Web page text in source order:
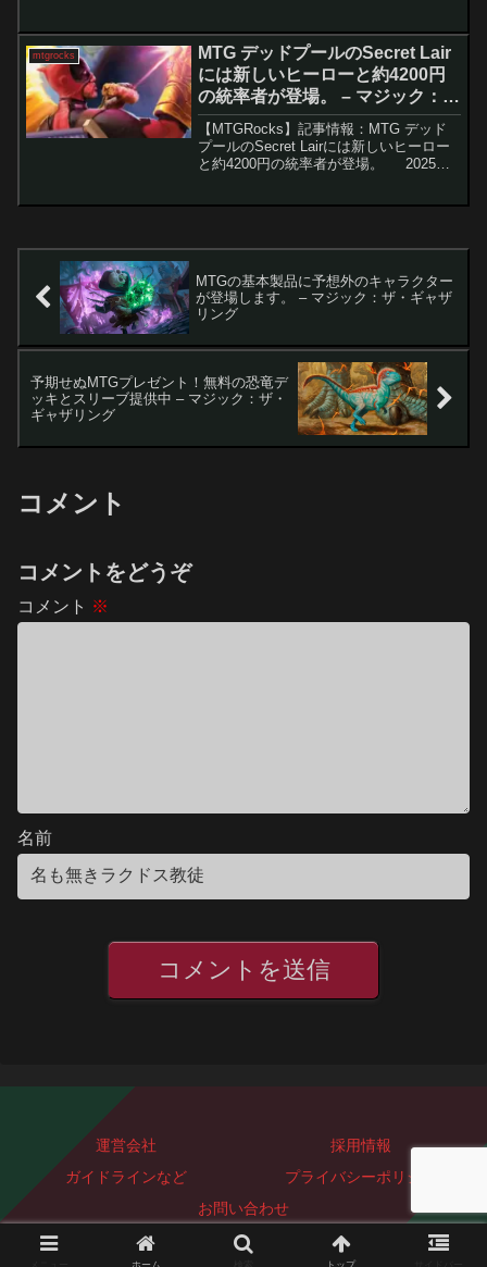
み）が話題となっています。特に、「サ
ンダー・ジャ...
mtgrocks
MTG デッドプールのSecret Lair
には新しいヒーローと約4200円
の統率者が登場。 – マジック：
ザ・ギャザリング
【MTGRocks】記事情報：MTG デッド
プールのSecret Lairには新しいヒーロー
と約4200円の統率者が登場。 2025年
MTGの基本製品に予想外のキャラクター
が登場します。 – マジック：ザ・ギャザ
リング
予期せぬMTGプレゼント！無料の恐竜デ
ッキとスリーブ提供中 – マジック：ザ・
ギャザリング
コメント
コメントをどうぞ
コメント ※
名前
運営会社
採用情報
ガイドラインなど
プライバシーポリシー
お問い合わせ
Copyright © 2023-2026 ぐっどぴーす株式会社 All Rights Reserved.
ホーム トップ